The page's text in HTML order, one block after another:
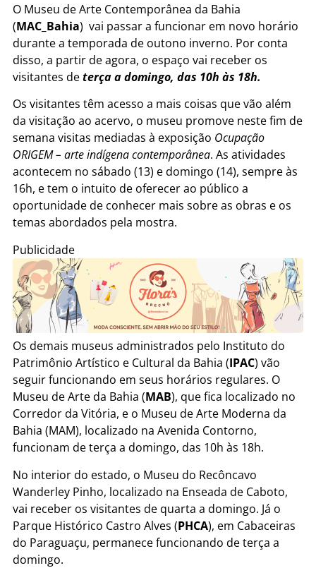
O Museu de Arte Contemporânea da Bahia
(MAC_Bahia) vai passar a funcionar em novo horário
durante a temporada de outono inverno. Por conta
disso, a partir de agora, o espaço vai receber os
visitantes deterça a domingo, das 10h às 18h.
Os visitantes têm acesso a mais coisas que vão além
da visitação ao acervo, o museu promove neste fim de
semana visitas mediadas à exposição Ocupação
ORIGEM – arte indígena contemporânea. As atividades
acontecem no sábado (13) e domingo (14), sempre às
16h, e tem o intuito de oferecer ao público a
oportunidade de conhecer mais sobre as obras e os
temas abordados pela mostra.
Publicidade
Os demais museus administrados pelo Instituto do
Patrimônio Artístico e Cultural da Bahia (IPAC) vão
seguir funcionando em seus horários regulares. O
Museu de Arte da Bahia (MAB), que fica localizado no
Corredor da Vitória, e o Museu de Arte Moderna da
Bahia (MAM), localizado na Avenida Contorno,
funcionam de terça a domingo, das 10h às 18h.
No interior do estado, o Museu do Recôncavo
Wanderley Pinho, localizado na Enseada de Caboto,
vai receber os visitantes de quarta a domingo. Já o
Parque Histórico Castro Alves (PHCA), em Cabaceiras
do Paraguaçu, permanece funcionando de terça a
domingo.